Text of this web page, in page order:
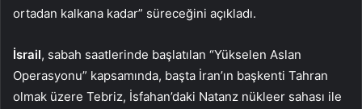
ortadan kalkana kadar” süreceğini açıkladı.
İsrail, sabah saatlerinde başlatılan “Yükselen Aslan
Operasyonu” kapsamında, başta İran’ın başkenti Tahran
olmak üzere Tebriz, İsfahan’daki Natanz nükleer sahası ile